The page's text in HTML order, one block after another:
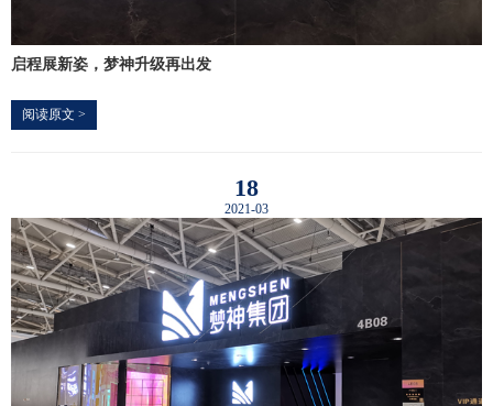
启程展新姿，梦神升级再出发
阅读原文 >
18
2021-03